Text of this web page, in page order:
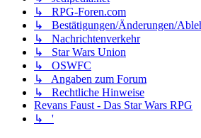
↳ RPG-Foren.com
↳ Bestätigungen/Änderungen/
↳ Nachrichtenverkehr
↳ Star Wars Union
↳ OSWFC
↳ Angaben zum Forum
↳ Rechtliche Hinweise
Revans Faust - Das Star Wars RPG
↳ '